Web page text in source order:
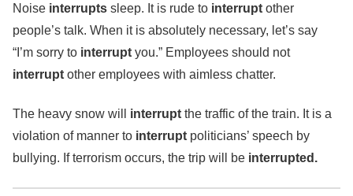
Noise interrupts sleep. It is rude to interrupt other
people’s talk. When it is absolutely necessary, let’s say
“I’m sorry to interrupt you.” Employees should not
interrupt other employees with aimless chatter.
The heavy snow will interrupt the traffic of the train. It is a
violation of manner to interrupt politicians’ speech by
bullying. If terrorism occurs, the trip will be interrupted.